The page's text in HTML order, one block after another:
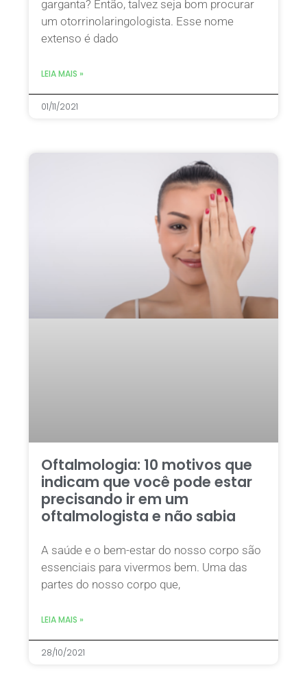
garganta? Então, talvez seja bom procurar
um otorrinolaringologista. Esse nome
extenso é dado
LEIA MAIS »
01/11/2021
Oftalmologia: 10 motivos que
indicam que você pode estar
precisando ir em um
oftalmologista e não sabia
A saúde e o bem-estar do nosso corpo são
essenciais para vivermos bem. Uma das
partes do nosso corpo que,
LEIA MAIS »
28/10/2021